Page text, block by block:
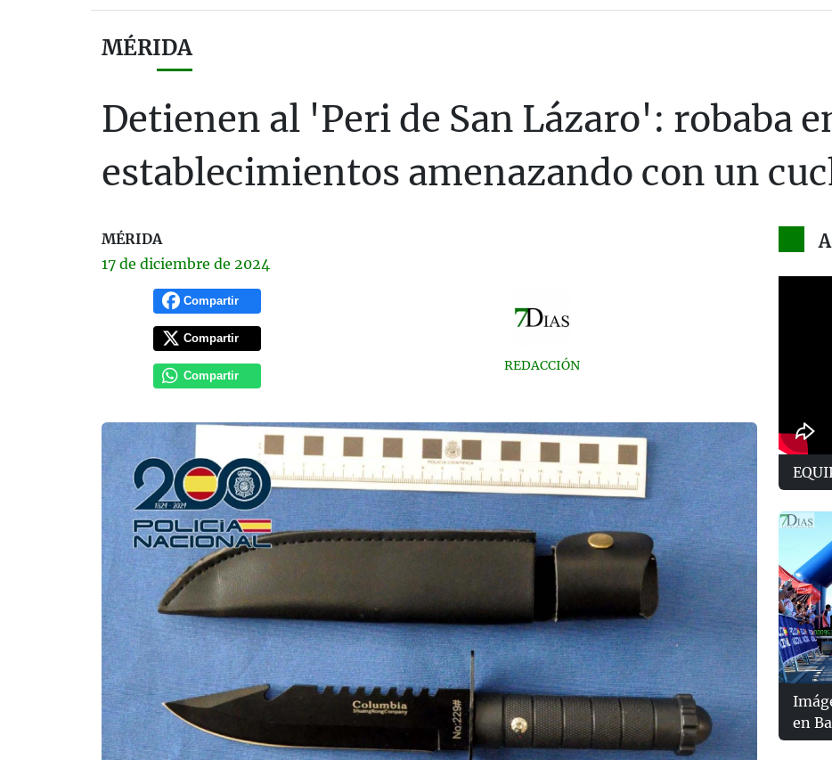
MÉRIDA
Detienen al 'Peri de San Lázaro': robaba
establecimientos amenazando con un
MÉRIDA
17 de diciembre de 2024
Compartir
Compartir
Compartir
REDACCIÓN
en